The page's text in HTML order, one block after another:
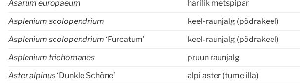
Asarum europaeum
harilik metspipar
Asplenium scolopendrium
keel-raunjalg (põdrakeel)
Asplenium scolopendrium ‘Furcatum’
keel-raunjalg (põdrakeel)
Asplenium trichomanes
pruun raunjalg
Aster alpinus‘Dunkle Schöne’
alpi aster (tumelilla)